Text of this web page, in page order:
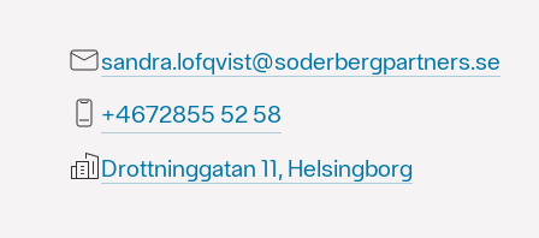
sandra.lofqvist@soderbergpartners.se
85 25 5582764+
Drottninggatan 11, Helsingborg